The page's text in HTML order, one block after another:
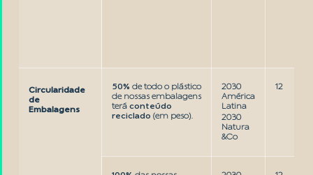
Circularidade
de
Embalagens
50% de todo o plástico
de nossas embalagens
terá conteúdo
reciclado (em peso).
2030
América
Latina
2030
Natura
&Co
12